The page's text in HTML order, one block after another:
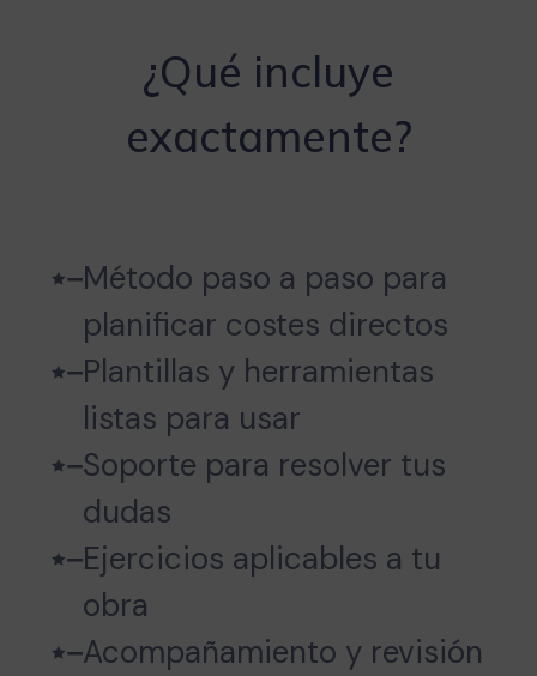
¿Qué incluye
exactamente?
Método paso a paso para
planificar costes directos
Plantillas y herramientas
listas para usar
Soporte para resolver tus
dudas
Ejercicios aplicables a tu
obra
Acompañamiento y revisión